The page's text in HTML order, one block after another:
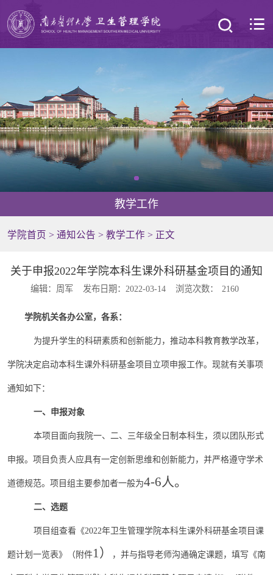
教学工作
学院首页 > 通知公告 > 教学工作 > 正文
关于申报2022年学院本科生课外科研基金项目的通知
编辑：周军 发布日期：2022-03-14 浏览次数： 2160
学院机关各办公室，各系：
为提升学生的科研素质和创新能力，推动本科教育教学改革，
学院决定启动本科生课外科研基金项目立项申报工作。现就有关事项
通知如下：
一、申报对象
本项目面向我院一、二、三年级全日制本科生，须以团队形式
申报。项目负责人应具有一定创新思维和创新能力，并严格遵守学术
道德规范。项目组主要参加者一般为4-6人。
二、选题
项目 组查看《2022年卫生管理学院本科生课外科研基金项目课
题计划一览表》 （附件1） ， 并与指导老师沟通确定课题，填写《南